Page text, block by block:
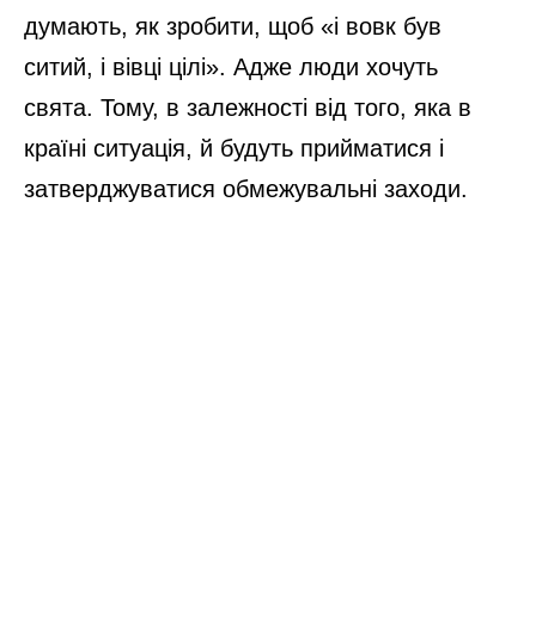
думають, як зробити, щоб «і вовк був
ситий, і вівці цілі». Адже люди хочуть
свята. Тому, в залежності від того, яка в
країні ситуація, й будуть прийматися і
затверджуватися обмежувальні заходи.